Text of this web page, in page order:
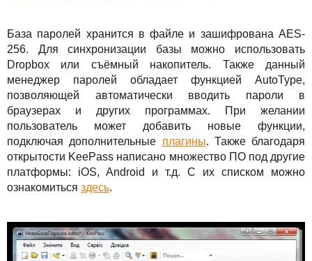
База паролей хранится в файле и зашифрована AES-
256. Для синхронизации базы можно использовать
Dropbox или съёмный накопитель. Также данный
менеджер паролей обладает функцией AutoType,
позволяющей автоматически вводить пароли в
браузерах и других программах. При желании
пользователь может добавить новые функции,
подключая дополнительные плагины. Также благодаря
открытости KeePass написано множество ПО под другие
платформы: iOS, Android и т.д. С их списком можно
ознакомиться здесь.